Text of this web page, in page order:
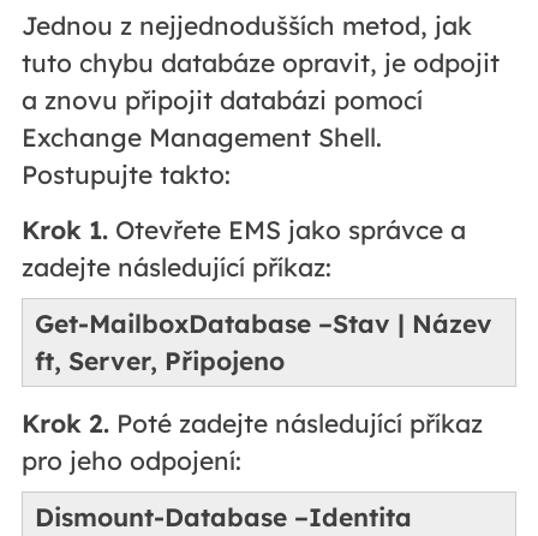
Jednou z nejjednodušších metod, jak
tuto chybu databáze opravit, je odpojit
a znovu připojit databázi pomocí
Exchange Management Shell.
Postupujte takto:
Krok 1.Otevřete EMS jako správce a
zadejte následující příkaz:
Get-MailboxDatabase –Stav | Název
ft, Server, Připojeno
Krok 2.Poté zadejte následující příkaz
pro jeho odpojení:
Dismount-Database –Identita